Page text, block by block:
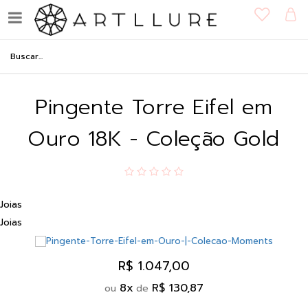
Pingente Torre Eifel em
Ouro 18K - Coleção Gold
Joias
Joias
R$ 1.047,00
ou 8x de R$ 130,87